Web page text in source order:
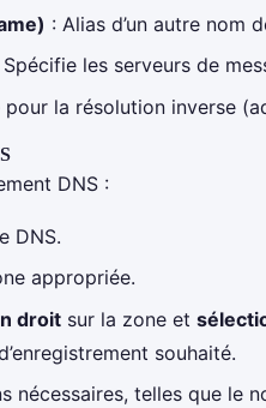
: Alias d’un autre nom
Spécifie les serveurs de
pour la résolution inverse
DNS :
DNS.
appropriée.
droit sur la zone et
souhaité.
nécessaires, telles que le